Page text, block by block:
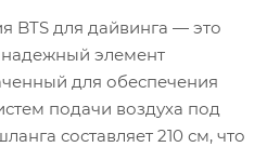
BTS для дайвинга — это
элемент
для обеспечения
подачи воздуха под
составляет 210 см, что